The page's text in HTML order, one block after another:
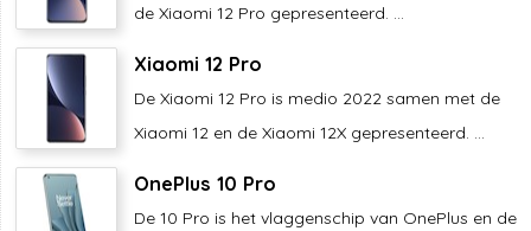
de Xiaomi 12 Pro gepresenteerd. ...
Xiaomi 12 Pro
De Xiaomi 12 Pro is medio 2022 samen met de
Xiaomi 12 en de Xiaomi 12X gepresenteerd. ...
OnePlus 10 Pro
De 10 Pro is het vlaggenschip van OnePlus en de